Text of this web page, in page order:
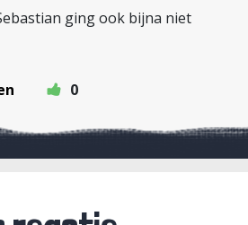
ging ook bijna niet
0